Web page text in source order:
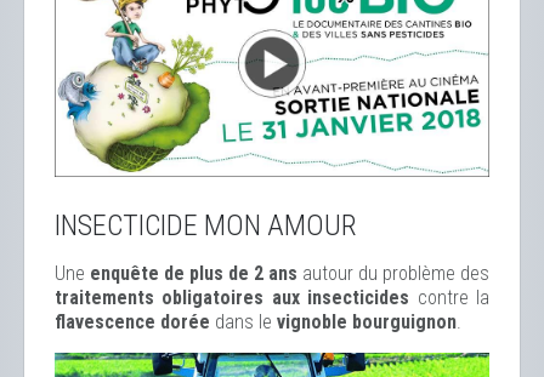
INSECTICIDE MON AMOUR
Une enquête de plus de 2 ans autour du problème des
traitements obligatoires aux insecticides contre la
flavescence dorée dans le vignoble bourguignon.